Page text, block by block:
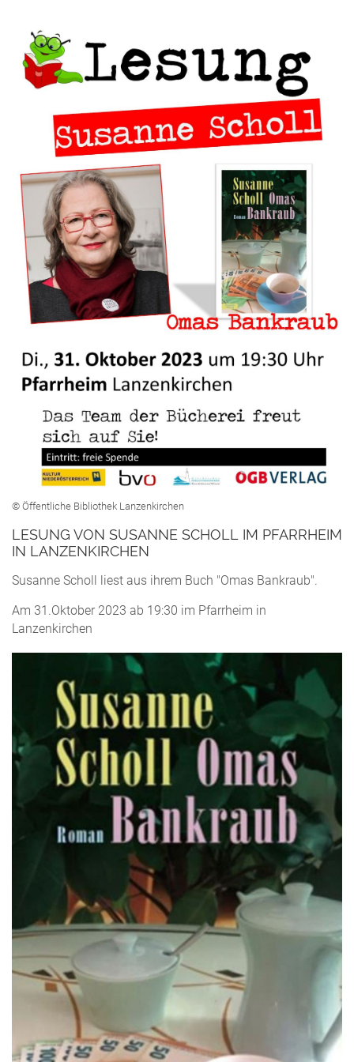
© Öffentliche Bibliothek Lanzenkirchen
LESUNG VON SUSANNE SCHOLL IM PFARRHEIM
IN LANZENKIRCHEN
Susanne Scholl liest aus ihrem Buch "Omas Bankraub".
Am 31.Oktober 2023 ab 19:30 im Pfarrheim in
Lanzenkirchen